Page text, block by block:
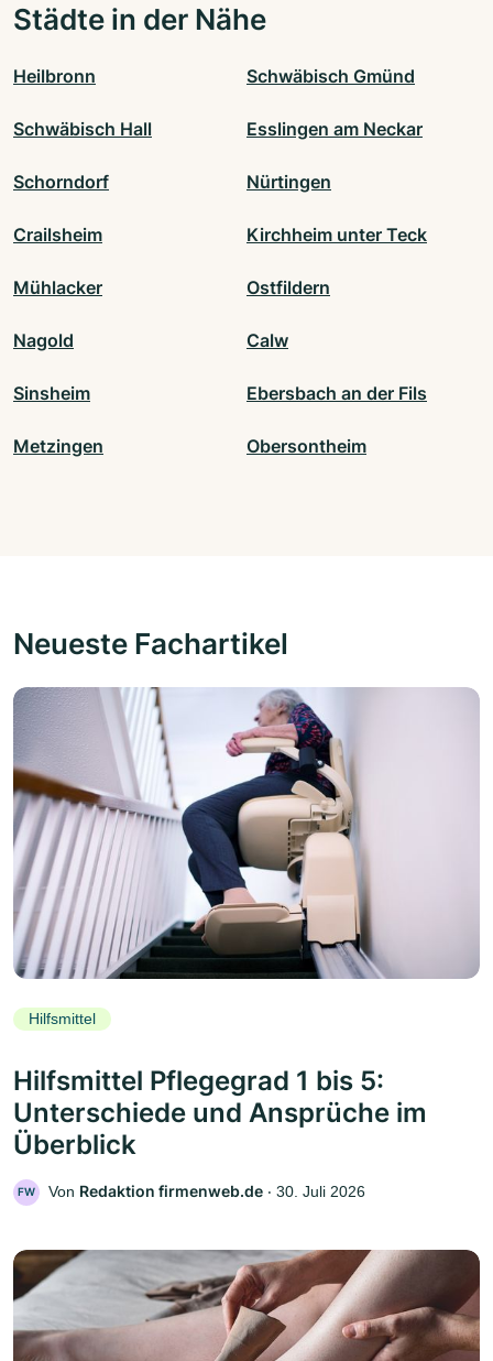
Städte in der Nähe
Heilbronn Schwäbisch Gmünd
Schwäbisch Hall Esslingen am Neckar
Schorndorf Nürtingen
Crailsheim Kirchheim unter Teck
Mühlacker Ostfildern
Nagold Calw
Sinsheim Ebersbach an der Fils
Metzingen Obersontheim
Neueste Fachartikel
Hilfsmittel
Hilfsmittel Pflegegrad 1 bis 5:
Unterschiede und Ansprüche im
Überblick
FW Von Redaktion firmenweb.de ‧ 30. Juli 2026